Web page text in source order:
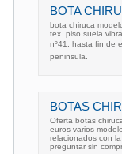
BOTA
bota chiruca
tex. piso suela
nº41. hasta fin de
peninsula.
BOTAS
Oferta botas
euros varios
relacionados con
preguntar sin